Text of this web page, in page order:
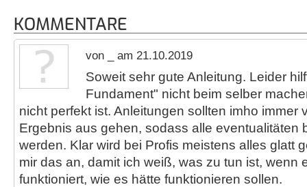
KOMMENTARE
von _ am 21.10.2019
Soweit sehr gute Anleitung. Leider
Fundament" nicht beim selber
nicht perfekt ist. Anleitungen sollten imho immer
Ergebnis aus gehen, sodass alle eventualitäten
werden. Klar wird bei Profis meistens alles glatt
mir das an, damit ich weiß, was zu tun ist, wenn
funktioniert, wie es hätte funktionieren sollen.